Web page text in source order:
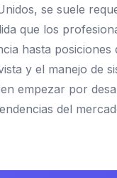
se suele
que los
hasta
y el manejo de
empezar por
del